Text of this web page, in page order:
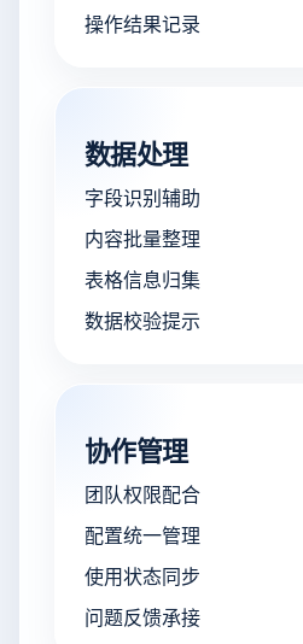
操作结果记录
数据处理
字段识别辅助
内容批量整理
表格信息归集
数据校验提示
协作管理
团队权限配合
配置统一管理
使用状态同步
问题反馈承接